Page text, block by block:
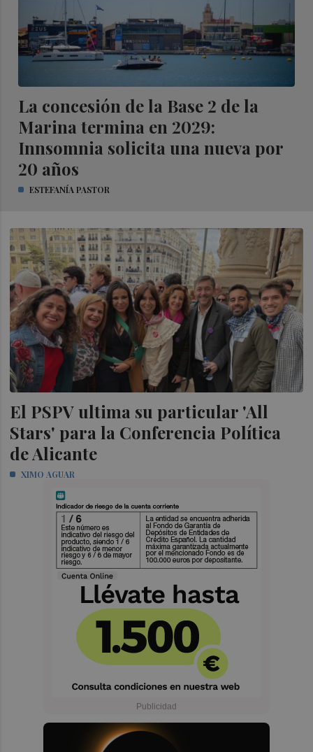
La concesión de la Base 2 de la
Marina termina en 2029:
Innsomnia solicita una nueva por
20 años
ESTEFANÍA PASTOR
El PSPV ultima su particular 'All
Stars' para la Conferencia Política
de Alicante
XIMO AGUAR